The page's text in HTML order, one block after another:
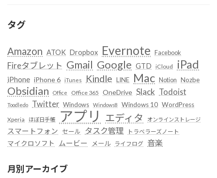
タグ
Amazon ATOK Dropbox Evernote Facebook
Fireタブレット Gmail Google GTD iCloud iPad
iPhone iPhone 6 iTunes Kindle LINE Mac Notion Nozbe
Obsidian Office Office 365 OneDrive Slack Todoist
Toodledo Twitter Windows Windows8 Windows 10 WordPress
Xperia ほぼ日手帳 アプリ エディタ オンラインストレージ
スマートフォン セール タスク管理 トラベラーズノート
マイクロソフト ムービー メール ライフログ 音楽
月別アーカイブ